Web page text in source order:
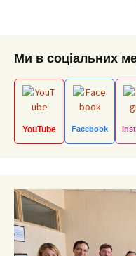
Ми в соціальних
YouTube Facebook